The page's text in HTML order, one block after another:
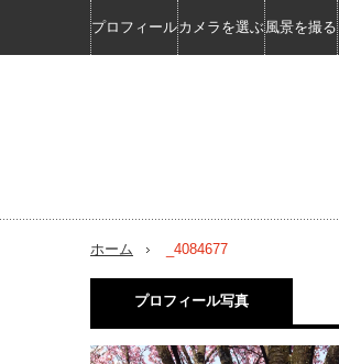
プロフィールカメラを選ぶ風景を撮る
ホーム _4084677
プロフィール写真